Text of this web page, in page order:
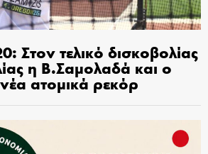
Στον τελικό δισκοβολίας
η Β.Σαμολαδά και ο
ατομικά ρεκόρ